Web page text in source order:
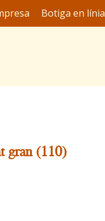
Botiga en línia
gran (110)